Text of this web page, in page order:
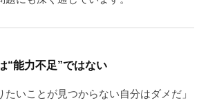
“能力不足”ではない
たいことが見つからない自分はダメだ」